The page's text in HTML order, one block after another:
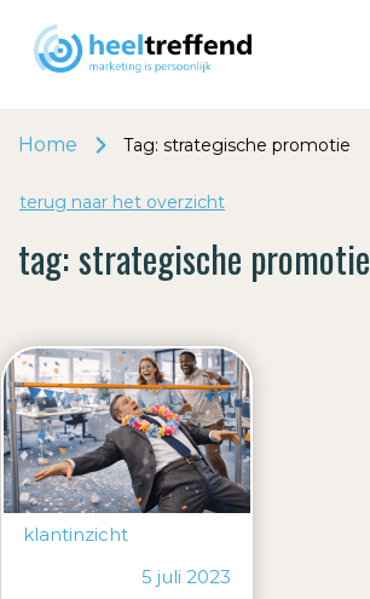
Home Tag: strategische promotie
terug naar het overzicht
tag:strategische promotie
klantinzicht
5 juli 2023